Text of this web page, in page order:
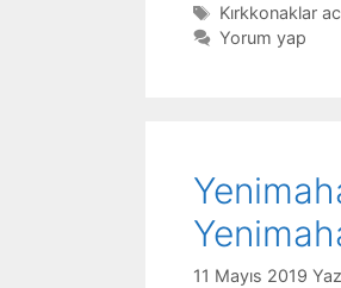
Etiketler
Kırkkonaklar
Yorum yap
11 Mayıs 2019